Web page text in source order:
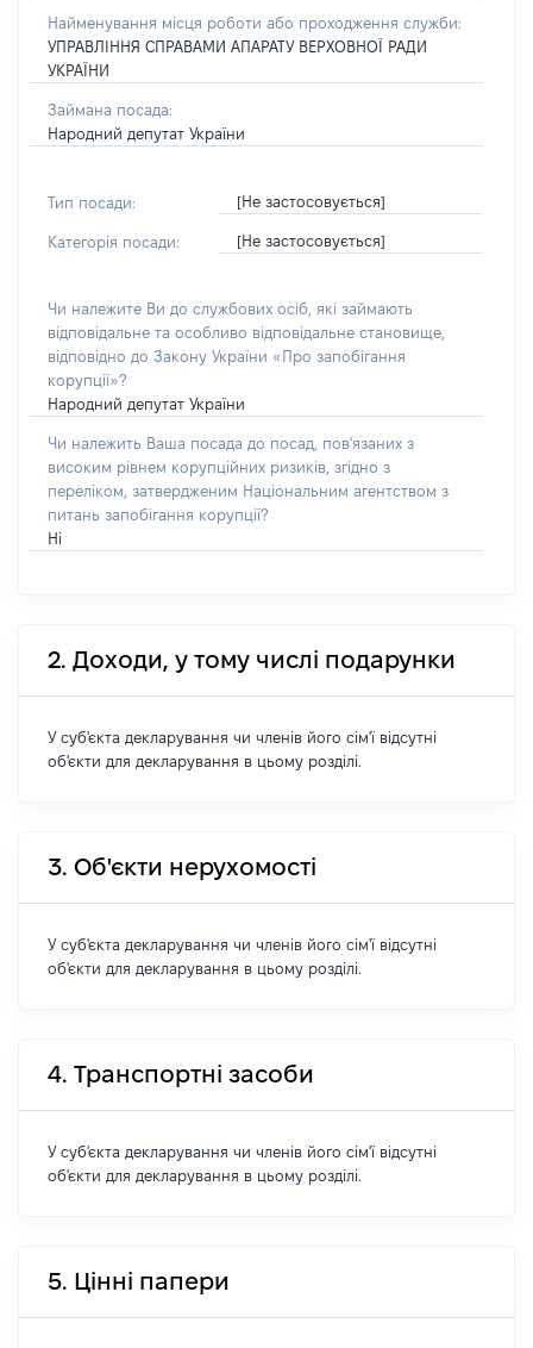
Найменування місця роботи або проходження служби:
УПРАВЛІННЯ СПРАВАМИ АПАРАТУ ВЕРХОВНОЇ РАДИ
УКРАЇНИ
Займана посада:
Народний депутат України
Тип посади: [Не застосовується]
Категорія посади: [Не застосовується]
Чи належите Ви до службових осіб, які займають
відповідальне та особливо відповідальне становище,
відповідно до Закону України «Про запобігання
корупції»?
Народний депутат України
Чи належить Ваша посада до посад, пов'язаних з
високим рівнем корупційних ризиків, згідно з
переліком, затвердженим Національним агентством з
питань запобігання корупції?
Ні
2. Доходи, у тому числі подарунки
У суб'єкта декларування чи членів його сім'ї відсутні
об'єкти для декларування в цьому розділі.
3. Об'єкти нерухомості
У суб'єкта декларування чи членів його сім'ї відсутні
об'єкти для декларування в цьому розділі.
4. Транспортні засоби
У суб'єкта декларування чи членів його сім'ї відсутні
об'єкти для декларування в цьому розділі.
5. Цінні папери